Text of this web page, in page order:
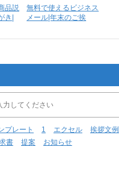
品説
き|
無料で使えるビジネス
メール|年末のご挨
プレート 1 エクセル 挨拶文例
書 提案 お知らせ